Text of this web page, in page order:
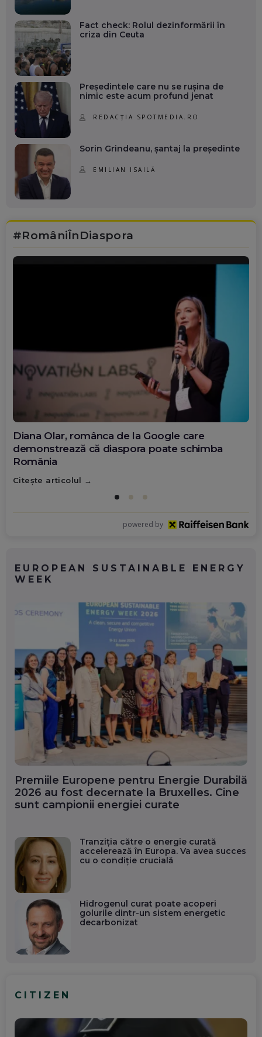
Fact check: Rolul dezinformării în
criza din Ceuta
Președintele care nu se rușina de
nimic este acum profund jenat
REDACȚIA SPOTMEDIA.RO
Sorin Grindeanu, șantaj la președinte
EMILIAN ISAILĂ
#RomâniÎnDiaspora
Diana Olar, românca de la Google care
demonstrează că diaspora poate schimba
România
Citește articolul
powered by
EUROPEAN SUSTAINABLE ENERGY
WEEK
Premiile Europene pentru Energie Durabilă
2026 au fost decernate la Bruxelles. Cine
sunt campionii energiei curate
Tranziția către o energie curată
accelerează în Europa. Va avea succes
cu o condiție crucială
Hidrogenul curat poate acoperi
golurile dintr-un sistem energetic
decarbonizat
CITIZEN